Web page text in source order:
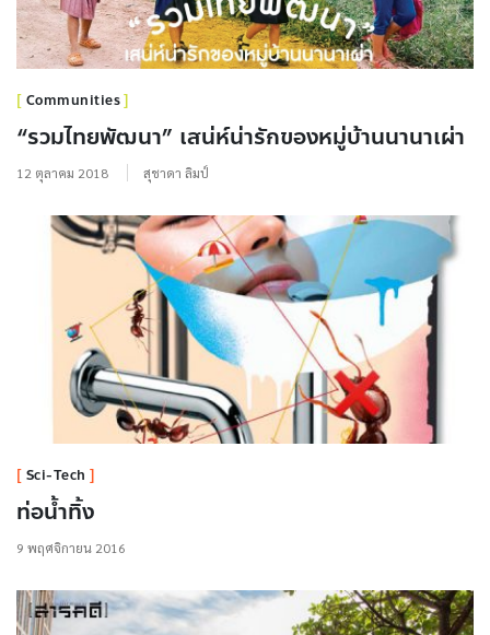
Communities
“รวมไทยพัฒนา” เสน่ห์น่ารักของหมู่บ้านนานาเผ่า
12 ตุลาคม 2018 สุชาดา ลิมป์
Sci-Tech
ท่อน้ำทิ้ง
9 พฤศจิกายน 2016